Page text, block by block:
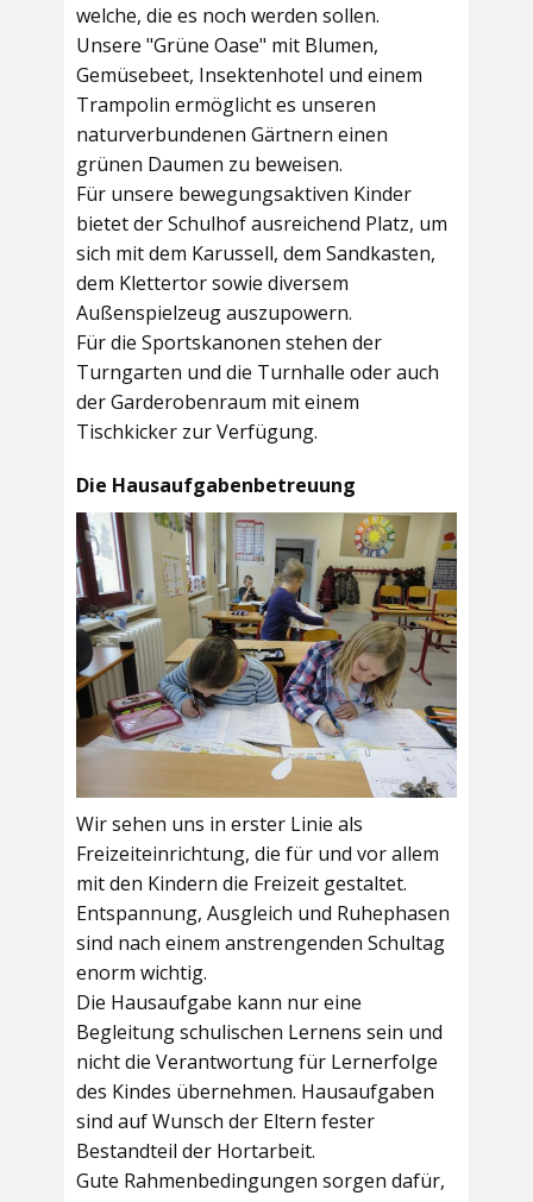
welche, die es noch werden sollen.
Unsere "Grüne Oase" mit Blumen,
Gemüsebeet, Insektenhotel und einem
Trampolin ermöglicht es unseren
naturverbundenen Gärtnern einen
grünen Daumen zu beweisen.
Für unsere bewegungsaktiven Kinder
bietet derSchulhofausreichend Platz, um
sich mit dem Karussell, dem Sandkasten,
dem Klettertor sowie diversem
Außenspielzeug auszupowern.
Für die Sportskanonen stehen der
Turngarten und die Turnhalle oder auch
derGarderobenraum mit einem
Tischkicker zur Verfügung.
Die Hausaufgabenbetreuung
Wir sehen uns in erster Linie als
Freizeiteinrichtung, die für und vor allem
mit den Kindern die Freizeit gestaltet.
Entspannung, Ausgleich und Ruhephasen
sind nach einem anstrengenden Schultag
enorm wichtig.
Die Hausaufgabe kann nur eine
Begleitung schulischen Lernens sein und
nicht die Verantwortung für Lernerfolge
des Kindes übernehmen. Hausaufgaben
sind auf Wunsch der Eltern fester
Bestandteil der Hortarbeit.
Gute Rahmenbedingungen sorgen dafür,